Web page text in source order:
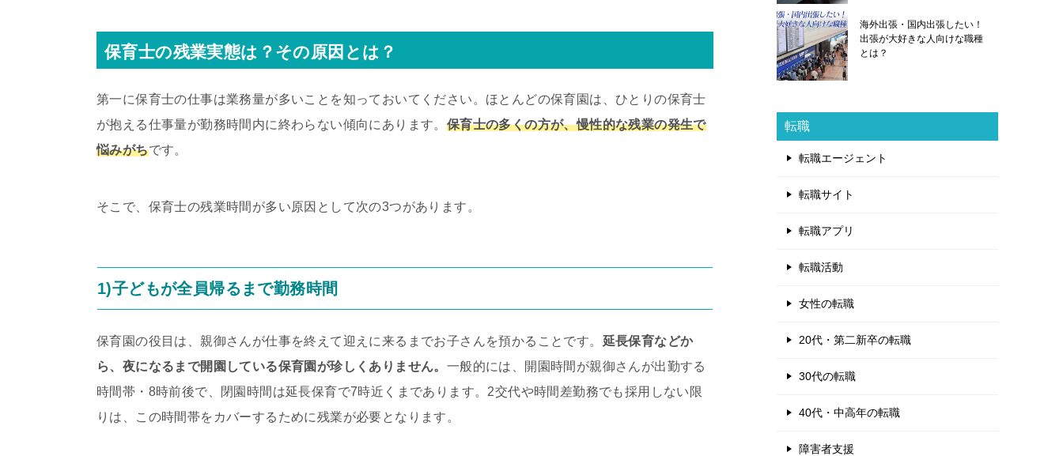
保育士の残業実態は？その原因とは？
第一に保育士の仕事は業務量が多いことを知っておいてください。ほとんどの保育園は、ひとりの保育士
が抱える仕事量が勤務時間内に終わらない傾向にあります。 保育士の多くの方が、慢性的な残業の発生で
悩みがちです。
そこで、保育士の残業時間が多い原因として次の3つがあります。
1)子どもが全員帰るまで勤務時間
保育園の役目は、親御さんが仕事を終えて迎えに来るまでお子さんを預かることです。 延長保育などか
ら、夜になるまで開園している保育園が珍しくありません。 一般的には、開園時間が親御さんが出勤する
時間帯・8時前後で、閉園時間は延長保育で7時近くまであります。2交代や時間差勤務でも採用しない限
りは、この時間帯をカバーするために残業が必要となります。
海外出張・国内出張したい！
出張が大好きな人向けな職種
とは？
転職
転職エージェント
転職サイト
転職アプリ
転職活動
女性の転職
20代・第二新卒の転職
30代の転職
40代・中高年の転職
障害者支援